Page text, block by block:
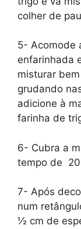
colher de
5- Acomode
enfarinhada
misturar
grudando
adicione à
farinha de
6- Cubra a
tempo de
7- Após
num
½ cm de